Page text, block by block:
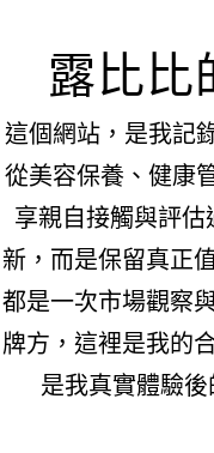
content露比比
這個網站，是我記
從美容保養、健康
享親自接觸與評
新，而是保留真正
都是一次市場觀察
牌方，這裡是我的
是我真實體驗